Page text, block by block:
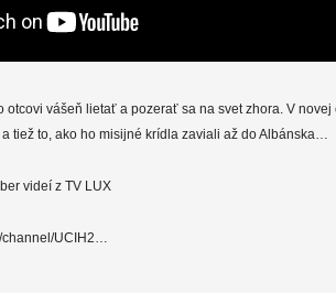
otcovi vášeň lietať a pozerať sa na svet zhora. V
tiež to, ako ho misijné krídla zaviali až do Albánska…
videí z TV LUX
channel/UCIH2…